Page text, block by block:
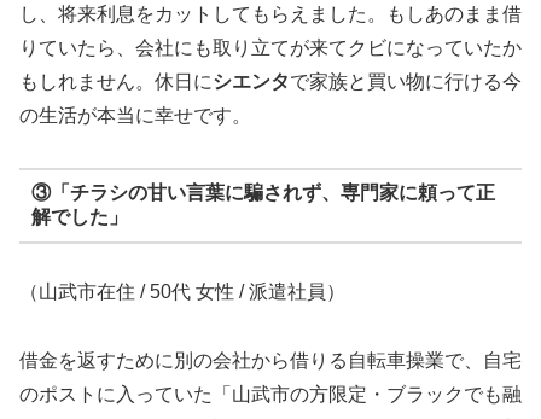
し、将来利息をカットしてもらえました。もしあのまま借
りていたら、会社にも取り立てが来てクビになっていたか
もしれません。休日にシエンタで家族と買い物に行ける今
の生活が本当に幸せです。
③「チラシの甘い言葉に騙されず、専門家に頼って正
解でした」
（山武市在住 / 50代 女性 / 派遣社員）
借金を返すために別の会社から借りる自転車操業で、自宅
のポストに入っていた「山武市の方限定・ブラックでも融